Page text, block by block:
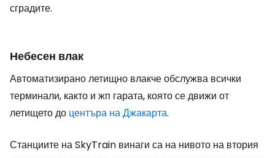
сградите.
Небесен влак
Автоматизирано летищно влакче обслужва всички
терминали, както и жп гарата, която се движи от
летището до центъра на Джакарта.
Станциите на SkyTrain винаги са на нивото на втория